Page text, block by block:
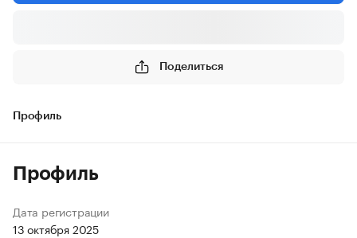
Поделиться
Профиль
Профиль
Дата регистрации
13 октября 2025